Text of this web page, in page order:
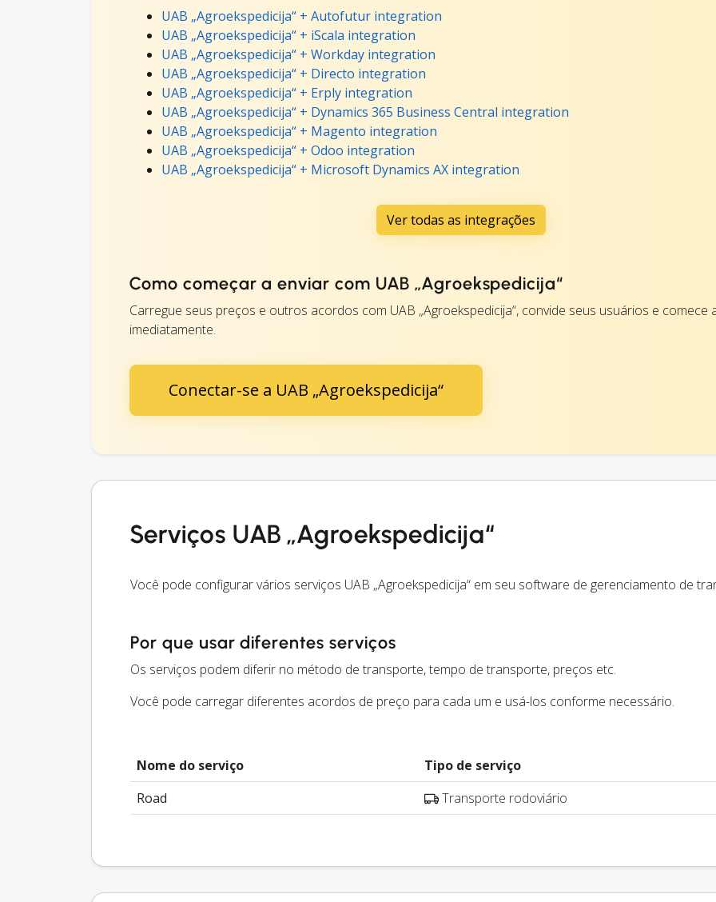
UAB „Agroekspedicija“ + Autofutur integration
UAB „Agroekspedicija“ + iScala integration
UAB „Agroekspedicija“ + Workday integration
UAB „Agroekspedicija“ + Directo integration
UAB „Agroekspedicija“ + Erply integration
UAB „Agroekspedicija“ + Dynamics 365 Business Central integration
UAB „Agroekspedicija“ + Magento integration
UAB „Agroekspedicija“ + Odoo integration
UAB „Agroekspedicija“ + Microsoft Dynamics AX integration
Ver todas as integrações
Como começar a enviar com UAB „Agroekspedicija“
Carregue seus preços e outros acordos com UAB „Agroekspedicija“, convide seus usuários e comece
imediatamente.
Conectar-se a UAB „Agroekspedicija“
Serviços UAB „Agroekspedicija“
Você pode configurar vários serviços UAB „Agroekspedicija“ em seu software de gerenciamento de
Por que usar diferentes serviços
Os serviços podem diferir no método de transporte, tempo de transporte, preços etc.
Você pode carregar diferentes acordos de preço para cada um e usá-los conforme necessário.
Nome do serviço
Tipo de serviço
Road
Transporte rodoviário